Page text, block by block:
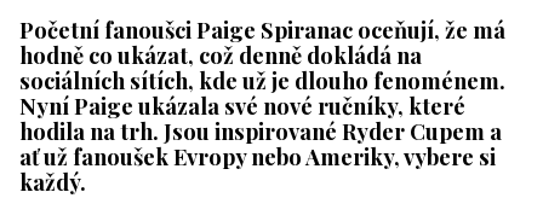
Početní fanoušci Paige Spiranac oceňují, že má
hodně co ukázat, což denně dokládá na
sociálních sítích, kde už je dlouho fenoménem.
Nyní Paige ukázala své nové ručníky, které
hodila na trh. Jsou inspirované Ryder Cupem a
ať už fanoušek Evropy nebo Ameriky, vybere si
každý.